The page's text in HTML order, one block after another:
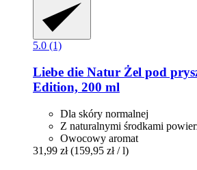
5.0 (1)
Liebe die Natur Żel pod
Edition, 200 ml
Dla skóry normalnej
Z naturalnymi środkami
Owocowy aromat
31,99 zł (159,95 zł / l)